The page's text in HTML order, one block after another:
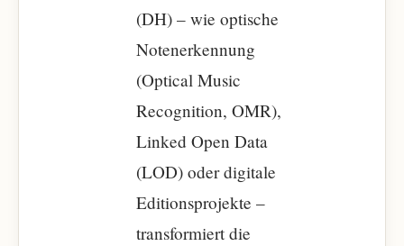
(DH) – wie optische
Notenerkennung
(Optical Music
Recognition, OMR),
Linked Open Data
(LOD) oder digitale
Editionsprojekte –
transformiert die